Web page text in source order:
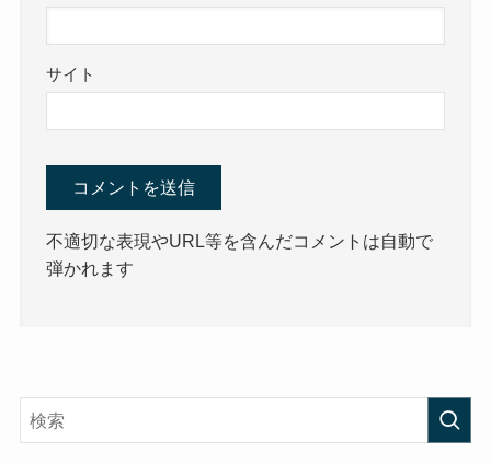
サイト
不適切な表現やURL等を含んだコメントは自動で
弾かれます